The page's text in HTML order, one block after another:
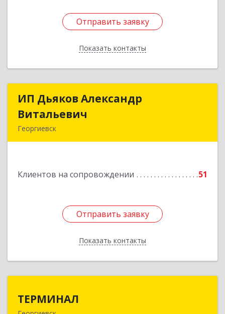
Отправить заявку
Показать контакты
Отправить заявку
Назад
ИП Дьяков Александр
Витальевич
Георгиевск
Клиентов на сопровождении 51
Отправить заявку
Показать контакты
ИП Дьяков Александр
Отправить заявку
Назад
ТЕРМИНАЛ